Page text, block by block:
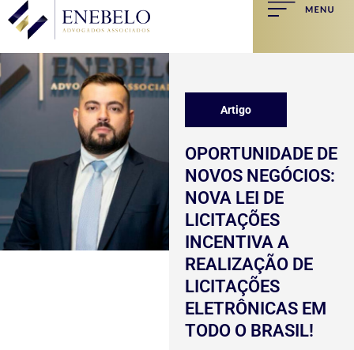
Artigo
OPORTUNIDADE DE
NOVOS NEGÓCIOS:
NOVA LEI DE
LICITAÇÕES
INCENTIVA A
REALIZAÇÃO DE
LICITAÇÕES
ELETRÔNICAS EM
TODO O BRASIL!